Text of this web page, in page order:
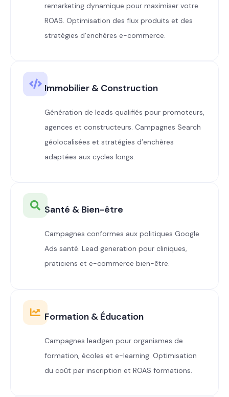
remarketing dynamique pour maximiser votre
ROAS. Optimisation des flux produits et des
stratégies d’enchères e-commerce.
Immobilier & Construction
Génération de leads qualifiés pour promoteurs,
agences et constructeurs. Campagnes Search
géolocalisées et stratégies d’enchères
adaptées aux cycles longs.
Santé & Bien-être
Campagnes conformes aux politiques Google
Ads santé. Lead generation pour cliniques,
praticiens et e-commerce bien-être.
Formation & Éducation
Campagnes leadgen pour organismes de
formation, écoles et e-learning. Optimisation
du coût par inscription et ROAS formations.